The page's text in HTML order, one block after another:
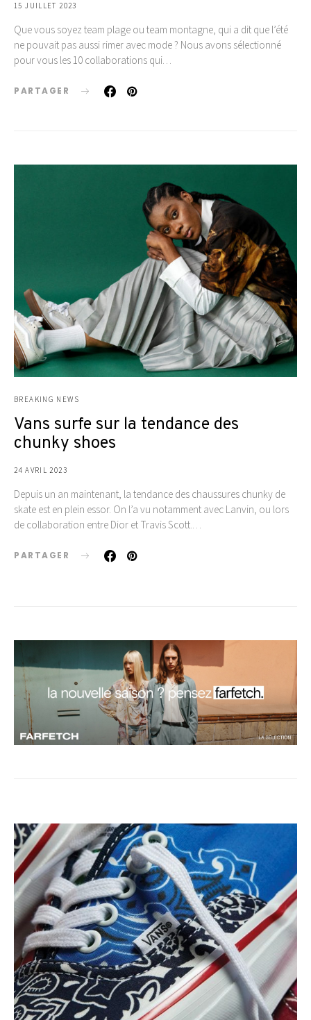
15 JUILLET 2023
Que vous soyez team plage ou team montagne, qui a dit que l’été
ne pouvait pas aussi rimer avec mode ? Nous avons sélectionné
pour vous les 10 collaborations qui…
PARTAGER
BREAKING NEWS
Vans surfe sur la tendance des
chunky shoes
24 AVRIL 2023
Depuis un an maintenant, la tendance des chaussures chunky de
skate est en plein essor. On l’a vu notamment avec Lanvin, ou lors
de collaboration entre Dior et Travis Scott.…
PARTAGER